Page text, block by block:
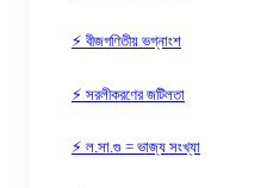
⚡ বীজগণিতীয় ভগ্নাংশ
⚡ সরলীকরণের জটিলতা
⚡ ল.সা.গু = ভাজ্য সংখ্যা